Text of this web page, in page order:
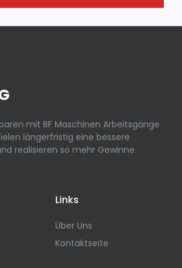
mit BF Maschinen Arbeitsgänge
längerfristig eine bessere
realisieren so mehr Gewinne.
Links
Über Uns
Kontaktseite